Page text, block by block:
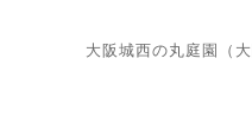
大阪城西の丸庭園（